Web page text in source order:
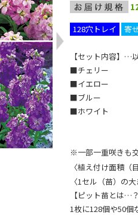
128穴トレイ 寄
【セット内容】…
■チェリー
■イエロー
■ブルー
■ホワイト
※一部一重咲きも交
〈植え付け面積（
〈1セル（苗）の
【ピット苗とは…？
1枚に128個や50個